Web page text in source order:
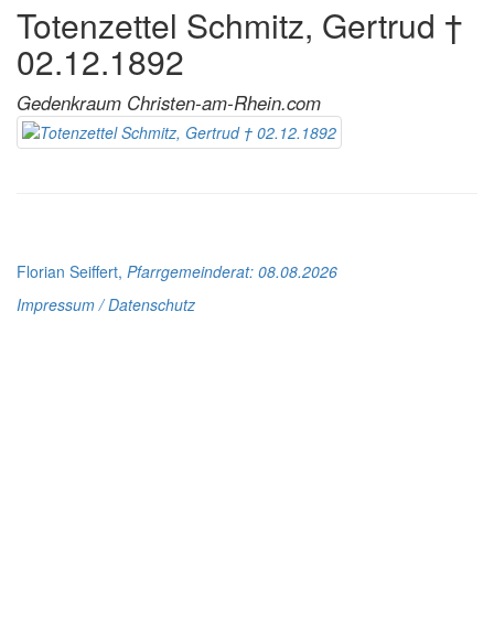
Totenzettel Schmitz, Gertrud †
02.12.1892
Gedenkraum Christen-am-Rhein.com
Florian Seiffert, Pfarrgemeinderat: 08.08.2026
Impressum / Datenschutz